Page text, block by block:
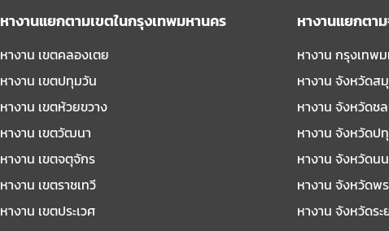
หางานแยกตามเขตในกรุงเทพมหานคร
หางาน เขตคลองเตย
หางาน เขตปทุมวัน
หางาน เขตห้วยขวาง
หางาน เขตวัฒนา
หางาน เขตจตุจักร
หางาน เขตราชเทวี
หางาน เขตประเวศ
หางานแยกตา
หางาน กรุงเทพ
หางาน จังหวัดส
หางาน จังหวัดช
หางาน จังหวัดป
หางาน จังหวัดน
หางาน จังหวัดพ
หางาน จังหวัดระ